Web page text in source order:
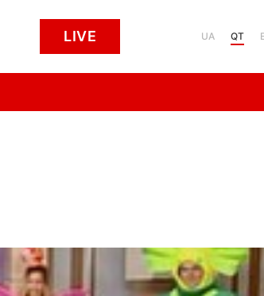
LIVE UA QT